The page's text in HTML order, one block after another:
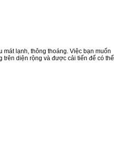
lạnh, thông thoáng. Việc bạn muốn
trên diện rộng và được cải tiến để có thể